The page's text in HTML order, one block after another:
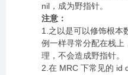
nil，成为野指针。
注意：
1.之以是可以修饰根本
例一样寻常分配在栈上
理，不会造成野指针。
2.在 MRC 下常见的 id